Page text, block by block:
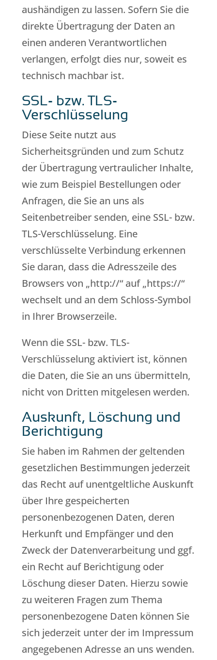
aushändigen zu lassen. Sofern Sie die
direkte Übertragung der Daten an
einen anderen Verantwortlichen
verlangen, erfolgt dies nur, soweit es
technisch machbar ist.
SSL- bzw. TLS-
Verschlüsselung
Diese Seite nutzt aus
Sicherheitsgründen und zum Schutz
der Übertragung vertraulicher Inhalte,
wie zum Beispiel Bestellungen oder
Anfragen, die Sie an uns als
Seitenbetreiber senden, eine SSL- bzw.
TLS-Verschlüsselung. Eine
verschlüsselte Verbindung erkennen
Sie daran, dass die Adresszeile des
Browsers von „http://“ auf „https://“
wechselt und an dem Schloss-Symbol
in Ihrer Browserzeile.
Wenn die SSL- bzw. TLS-
Verschlüsselung aktiviert ist, können
die Daten, die Sie an uns übermitteln,
nicht von Dritten mitgelesen werden.
Auskunft, Löschung und
Berichtigung
Sie haben im Rahmen der geltenden
gesetzlichen Bestimmungen jederzeit
das Recht auf unentgeltliche Auskunft
über Ihre gespeicherten
personenbezogenen Daten, deren
Herkunft und Empfänger und den
Zweck der Datenverarbeitung und ggf.
ein Recht auf Berichtigung oder
Löschung dieser Daten. Hierzu sowie
zu weiteren Fragen zum Thema
personenbezogene Daten können Sie
sich jederzeit unter der im Impressum
angegebenen Adresse an uns wenden.